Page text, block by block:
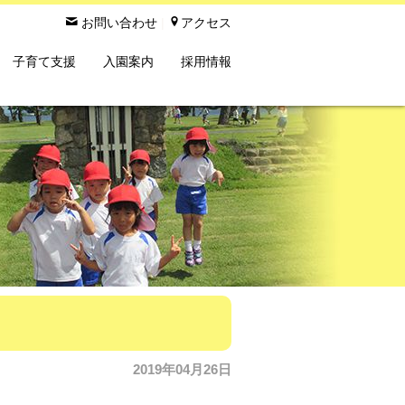
子育て支援 入園案内 採用情報
 お問い合わせ  アクセス
2019年04月26日